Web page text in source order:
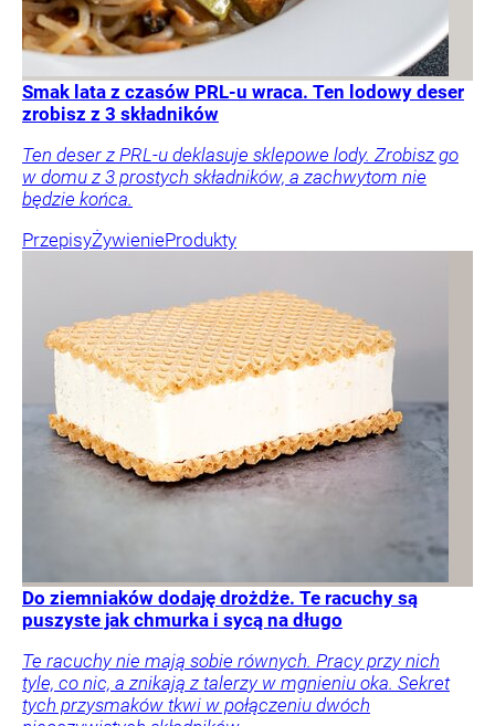
Smak lata z czasów PRL-u wraca. Ten lodowy deser
zrobisz z 3 składników
Ten deser z PRL-u deklasuje sklepowe lody. Zrobisz go
w domu z 3 prostych składników, a zachwytom nie
będzie końca.
PrzepisyŻywienieProdukty
Do ziemniaków dodaję drożdże. Te racuchy są
puszyste jak chmurka i sycą na długo
Te racuchy nie mają sobie równych. Pracy przy nich
tyle, co nic, a znikają z talerzy w mgnieniu oka. Sekret
tych przysmaków tkwi w połączeniu dwóch